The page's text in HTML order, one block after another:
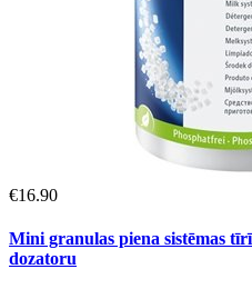
€16.90
Mini granulas piena sistēmas
dozatoru